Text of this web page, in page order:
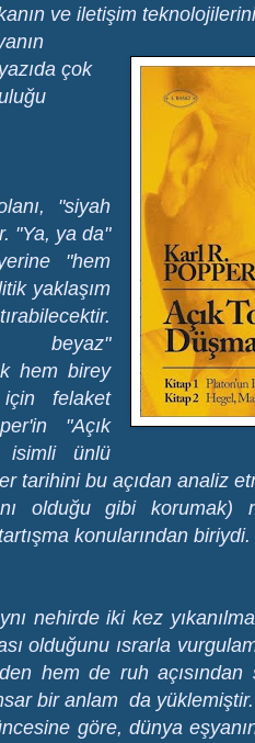
ve iletişim
çok
"siyah
"Ya, ya da"
"hem
yaklaşım
beyaz"
hem birey
felaket
"Açık
isimli ünlü
tarihini bu açıdan analiz
olduğu gibi korumak)
konularından biriydi.
nehirde iki kez
olduğunu ısrarla
hem de ruh açısından
bir anlam da yüklemiştir.
göre, dünya